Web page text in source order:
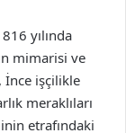
yılında
mimarisi ve
İnce işçilikle
meraklıları
etrafındaki